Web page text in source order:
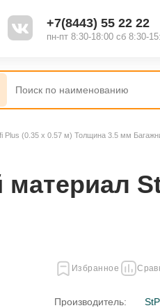
+7(8443) 55 22 22
пн-пт 8:30-18:00 сб 8:30-
(0.35 х 0.57 м) Толщина 3.5 мм
Избранное
Производитель: StP